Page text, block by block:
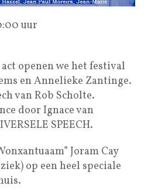
uur
openen we het festival
en Annelieke Zantinge.
van Rob Scholte.
door Ignace van
SPEECH.
Joram Cay
op een heel speciale